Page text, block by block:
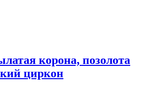
корона, позолота
циркон